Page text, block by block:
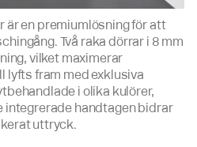
är en premiumlösning för att
Två raka dörrar i 8 mm
vilket maximerar
lyfts fram med exklusiva
i olika kulörer,
integrerade handtagen bidrar
uttryck.